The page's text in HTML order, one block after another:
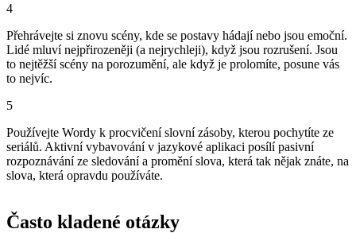
4
Přehrávejte si znovu scény, kde se postavy hádají nebo jsou emoční.
Lidé mluví nejpřirozeněji (a nejrychleji), když jsou rozrušení. Jsou
to nejtěžší scény na porozumění, ale když je prolomíte, posune vás
to nejvíc.
5
Používejte Wordy k procvičení slovní zásoby, kterou pochytíte ze
seriálů. Aktivní vybavování v jazykové aplikaci posílí pasivní
rozpoznávání ze sledování a promění slova, která tak nějak znáte, na
slova, která opravdu používáte.
Často kladené otázky